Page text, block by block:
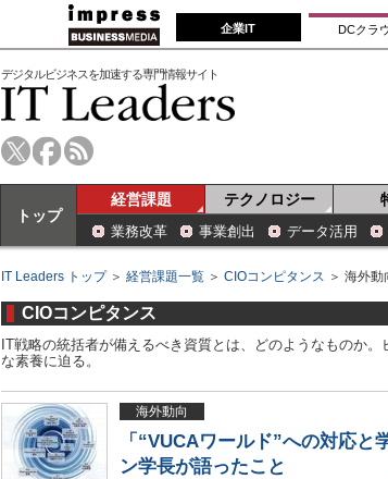
企業IT DCクラ
デジタルビジネスを加速する専門情報サイト
トップ
経営課題 テクノロジー
業務改革 事業創出 データ活用
IT Leaders トップ＞ 経営課題一覧 ＞ CIOコンピタンス ＞ 海外動
CIOコンピタンス
IT戦略の統括者が備えるべき資質とは、どのようなものか
な素養に迫る。
海外動向
「“VUCAワールド”への対応
ン学長が語ったこと